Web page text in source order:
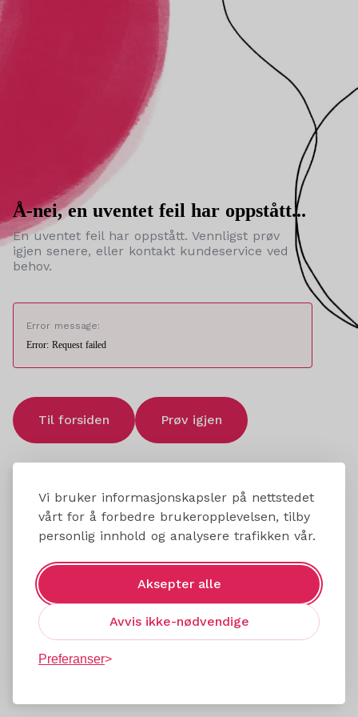
Vi bruker informasjonskapsler på nettstedet
vårt for å forbedre brukeropplevelsen, tilby
personlig innhold og analysere trafikken vår.
Aksepter alle
Avvis ikke-nødvendige
Preferanser
Å-nei, en uventet feil har oppstått...
En uventet feil har oppstått. Vennligst prøv
igjen senere, eller kontakt kundeservice ved
behov.
Error message:
Error: Request failed
Til forsiden Prøv igjen